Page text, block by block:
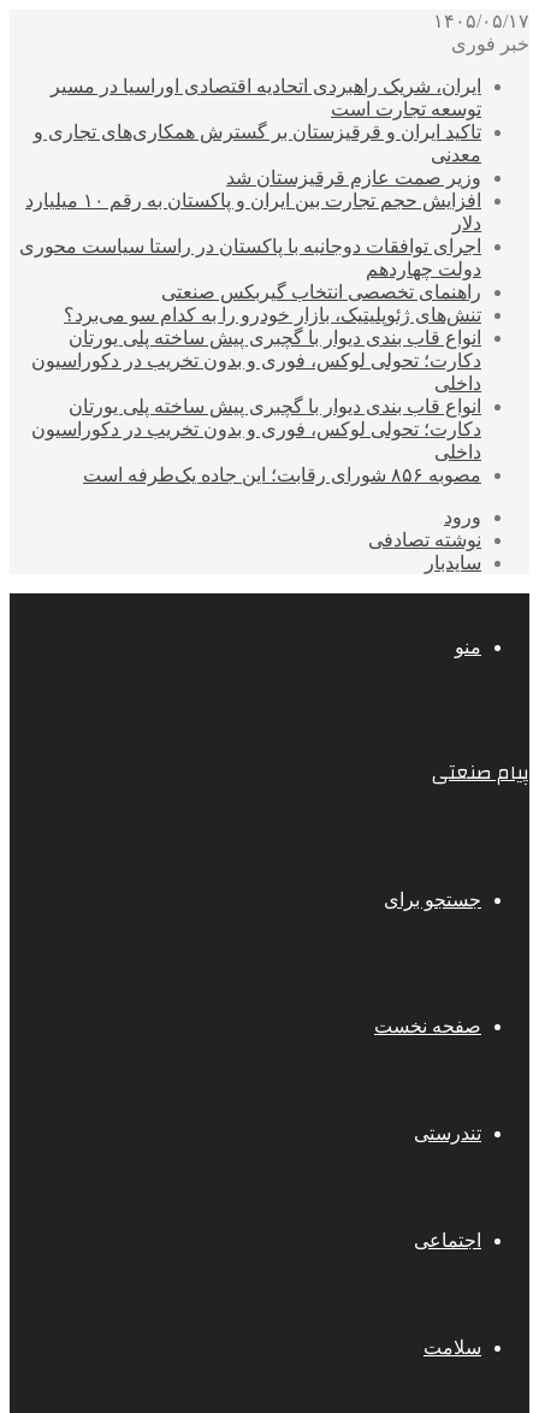
۱۴۰۵/۰۵/۱۷
خبر فوری
ایران، شریک راهبردی اتحادیه اقتصادی اوراسیا در مسیر
توسعه تجارت است
تاکید ایران و قرقیزستان بر گسترش همکاری‌های تجاری و
معدنی
وزیر صمت عازم قرقیزستان شد
افزایش حجم تجارت بین ایران و پاکستان به رقم ۱۰ میلیارد
دلار
اجرای توافقات دوجانبه با پاکستان در راستا سیاست محوری
دولت چهاردهم
راهنمای تخصصی انتخاب گیربکس صنعتی
تنش‌های ژئوپلیتیک، بازار خودرو را به کدام سو می‌برد؟
انواع قاب بندی دیوار با گچبری پیش ساخته پلی یورتان
دکارت؛ تحولی لوکس، فوری و بدون تخریب در دکوراسیون
داخلی
انواع قاب بندی دیوار با گچبری پیش ساخته پلی یورتان
دکارت؛ تحولی لوکس، فوری و بدون تخریب در دکوراسیون
داخلی
مصوبه ۸۵۶ شورای رقابت؛ این جاده یک‌طرفه است
ورود
نوشته تصادفی
سایدبار
منو
پیام صنعتی
جستجو برای
صفحه نخست
تندرستی
اجتماعی
سلامت